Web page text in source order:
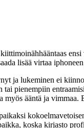
lisää virtaa
ja lukeminen ei
pienempiin
ääntä ja vimmaa.
koska kirjasto